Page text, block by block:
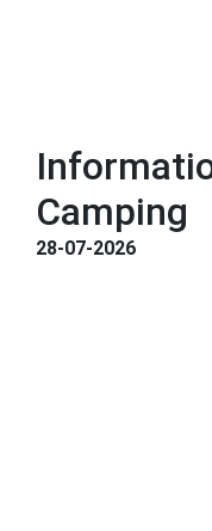
Camping
28-07-2026